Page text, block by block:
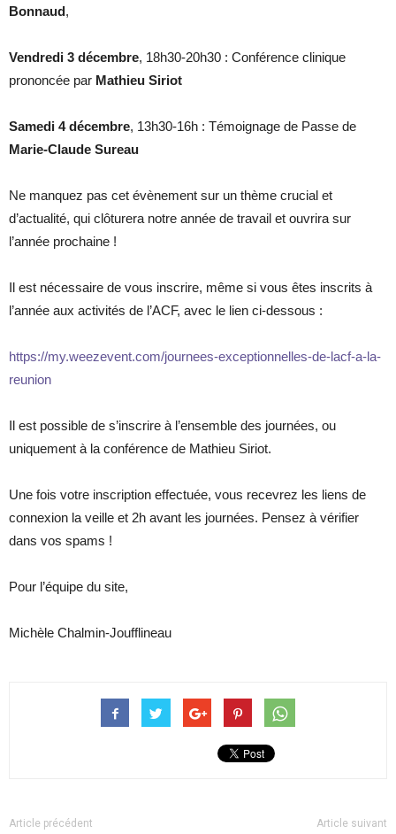
Bonnaud,
Vendredi 3 décembre, 18h30-20h30 : Conférence clinique
prononcée par Mathieu Siriot
Samedi 4 décembre, 13h30-16h : Témoignage de Passe de
Marie-Claude Sureau
Ne manquez pas cet évènement sur un thème crucial et
d’actualité, qui clôturera notre année de travail et ouvrira sur
l’année prochaine !
Il est nécessaire de vous inscrire, même si vous êtes inscrits à
l’année aux activités de l’ACF, avec le lien ci-dessous :
https://my.weezevent.com/journees-exceptionnelles-de-lacf-a-la-
reunion
Il est possible de s’inscrire à l’ensemble des journées, ou
uniquement à la conférence de Mathieu Siriot.
Une fois votre inscription effectuée, vous recevrez les liens de
connexion la veille et 2h avant les journées. Pensez à vérifier
dans vos spams !
Pour l’équipe du site,
Michèle Chalmin-Joufflineau
Article précédent Article suivant